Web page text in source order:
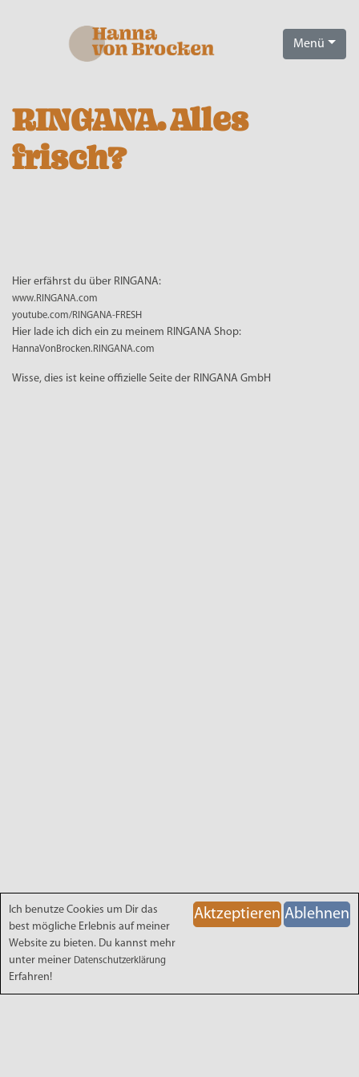
Ich benutze Cookies um Dir das
best mögliche Erlebnis auf meiner
Website zu bieten. Du kannst mehr
unter meiner Datenschutzerklärung
Erfahren!
Aktzeptieren Ablehnen
Menü
RINGANA. Alles
frisch?
Hier erfährst du über RINGANA:
www.RINGANA.com
youtube.com/RINGANA-FRESH
Hier lade ich dich ein zu meinem RINGANA Shop:
HannaVonBrocken.RINGANA.com
Wisse, dies ist keine offizielle Seite der RINGANA GmbH
Kontaktdaten
04423 7069994
kontakt@hannavonbrocken.de
Standorte